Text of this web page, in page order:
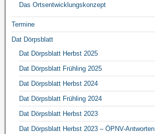
Das Ortsentwicklungskonzept
Termine
Dat Dörpsblatt
Dat Dörpsblatt Herbst 2025
Dat Dörpsblatt Frühling 2025
Dat Dörpsblatt Herbst 2024
Dat Dörpsblatt Frühling 2024
Dat Dörpsblatt Herbst 2023
Dat Dörpsblatt Herbst 2023 – ÖPNV-Antworten